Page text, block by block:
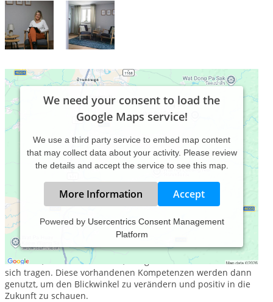
We need your consent to load the
Google Maps service!
We use a third party service to embed map content
that may collect data about your activity. Please review
the details and accept the service to see this map.
More Information Accept
Powered by Usercentrics Consent Management
Platform
Im Mittelpunkt meiner Tätigkeit als Heilpraktikerin für
Psychotherapie stehen meine Klienten mit Ihrem Anliegen
und dem, was Sie an Stärken, Fähigkeiten und Ressourcen in
sich tragen. Diese vorhandenen Kompetenzen werden dann
genutzt, um den Blickwinkel zu verändern und positiv in die
Zukunft zu schauen.